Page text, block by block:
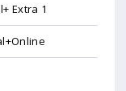
Extra 1